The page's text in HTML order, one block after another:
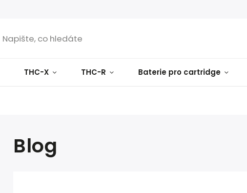
THC-X THC-R Baterie pro cartridge
Blog